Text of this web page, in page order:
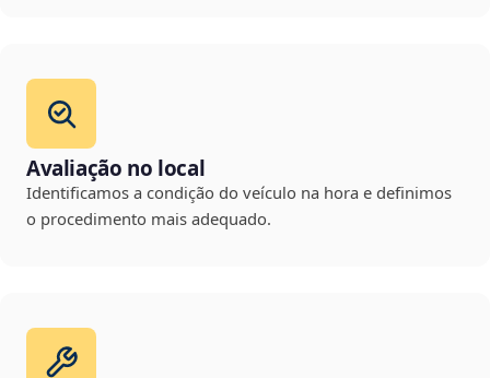
Avaliação no local
Identificamos a condição do veículo na hora e definimos
o procedimento mais adequado.